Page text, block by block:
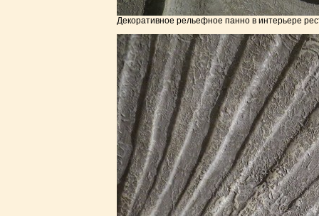
Декоративное рельефное панно в интерьере